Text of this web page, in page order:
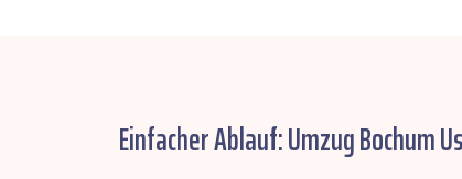
Einfacher Ablauf: Umzug Bochum